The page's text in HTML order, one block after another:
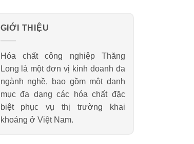
GIỚI THIỆU
Hóa chất công nghiệp Thăng
Long là một đơn vị kinh doanh đa
ngành nghề, bao gồm một danh
mục đa dạng các hóa chất đặc
biệt phục vụ thị trường khai
khoáng ở Việt Nam.